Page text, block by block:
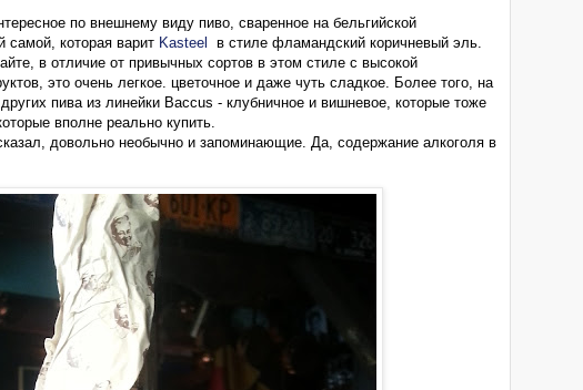
по внешнему виду пиво, сваренное на бельгийской
самой, которая варит Kasteel в стиле фламандский коричневый эль.
в отличие от привычных сортов в этом стиле с высокой
это очень легкое. цветочное и даже чуть сладкое. Более того, на
пива из линейки Baccus - клубничное и вишневое, которые тоже
вполне реально купить.
довольно необычно и запоминающие. Да, содержание алкоголя в